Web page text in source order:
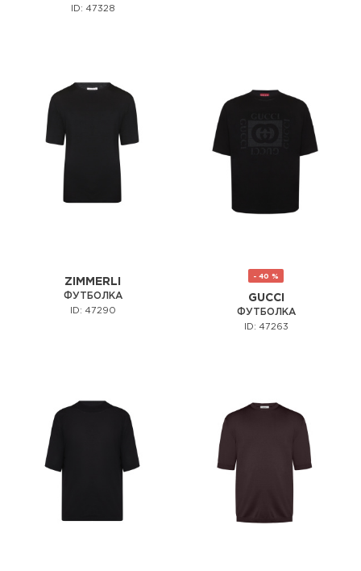
ID: 47328
ZIMMERLI
ФУТБОЛКА
ID: 47290
- 40 %
GUCCI
ФУТБОЛКА
ID: 47263